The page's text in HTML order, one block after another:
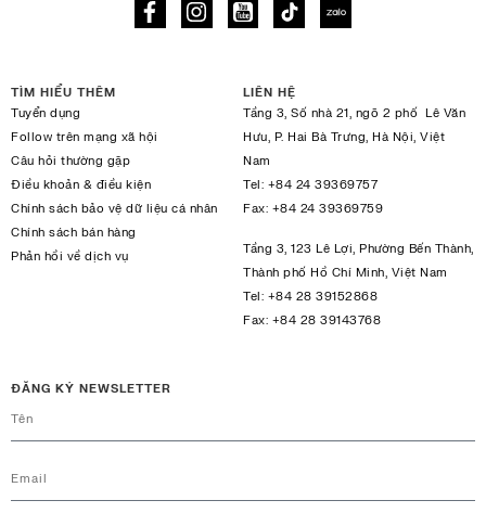
TÌM HIỂU THÊM
Tuyển dụng
Follow trên mạng xã hội
Câu hỏi thường gặp
Điều khoản & điều kiện
Chính sách bảo vệ dữ liệu cá nhân
Chính sách bán hàng
Phản hồi về dịch vụ
LIÊN HỆ
Tầng 3, Số nhà 21, ngõ 2 phố Lê Văn
Hưu, P. Hai Bà Trưng, Hà Nội, Việt
Nam
Tel: +84 24 39369757
Fax: +84 24 39369759
Tầng 3, 123 Lê Lợi, Phường Bến Thành,
Thành phố Hồ Chí Minh, Việt Nam
Tel: +84 28 39152868
Fax: +84 28 39143768
ĐĂNG KÝ NEWSLETTER